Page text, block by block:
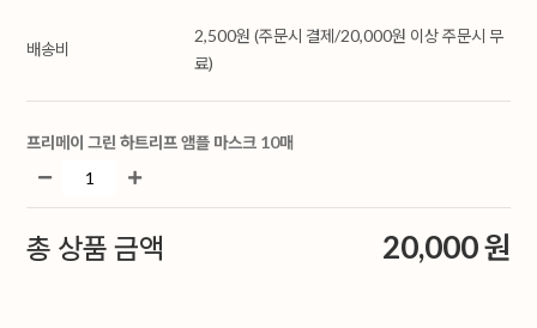
배송비
2,500원 (주문시 결제/20,000원 이상 주문시 무
료)
프리메이 그린 하트리프 앰플 마스크 10매
총 상품 금액 20,000 원